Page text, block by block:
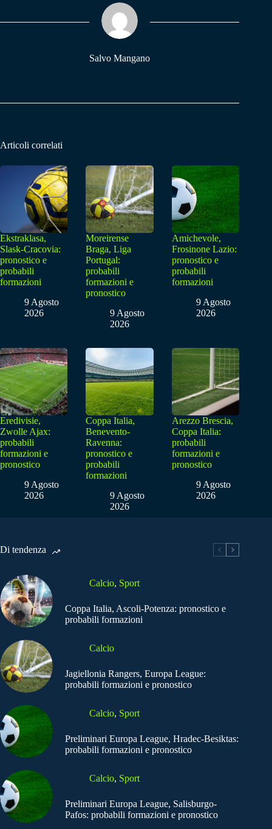
pp m
Salvo Mangano
Articoli correlati
Ekstraklasa,
Slask-Cracovia:
pronostico e
probabili
formazioni
9 Agosto
2026
Moreirense
Braga, Liga
Portugal:
probabili
formazioni e
pronostico
9 Agosto
2026
Amichevole,
Frosinone Lazio:
pronostico e
probabili
formazioni
9 Agosto
2026
Eredivisie,
Zwolle Ajax:
probabili
formazioni e
pronostico
9 Agosto
2026
Coppa Italia,
Benevento-
Ravenna:
pronostico e
probabili
formazioni
9 Agosto
2026
Arezzo Brescia,
Coppa Italia:
probabili
formazioni e
pronostico
9 Agosto
2026
Di tendenza
Calcio, Sport
Coppa Italia, Ascoli-Potenza: pronostico e
probabili formazioni
Calcio
Jagiellonia Rangers, Europa League:
probabili formazioni e pronostico
Calcio, Sport
Preliminari Europa League, Hradec-Besiktas:
probabili formazioni e pronostico
Calcio, Sport
Preliminari Europa League, Salisburgo-
Pafos: probabili formazioni e pronostico